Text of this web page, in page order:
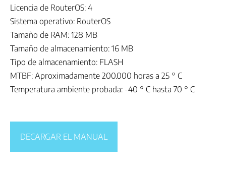
Licencia de RouterOS: 4
Sistema operativo: RouterOS
Tamaño de RAM: 128 MB
Tamaño de almacenamiento: 16 MB
Tipo de almacenamiento: FLASH
MTBF: Aproximadamente 200.000 horas a 25 ° C
Temperatura ambiente probada: -40 ° C hasta 70 ° C
DECARGAR EL MANUAL